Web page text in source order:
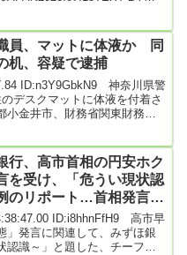
る恐竜化石の購入が続く
物学者の声が...
員、マットに体液か 同
机、容疑で逮捕
ID:n3Y9GbkN9 神奈川県警
デスクマットに体液を付着さ
金井市、財務省関東財務局
東財務局横浜財務事務所横須
に体液を付着させて損壊した
行、高市首相の円安ホク
を受け、「危うい現状認
のリポート…首相発言を
ID:i8hhnFfH9 高市早
」発言に関連して、みずほ銀
認識～」と題した、チーフマ